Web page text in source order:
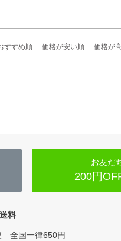
すすめ順 価格が安い順 価格が
お友だ
200円
料
全国一律650円